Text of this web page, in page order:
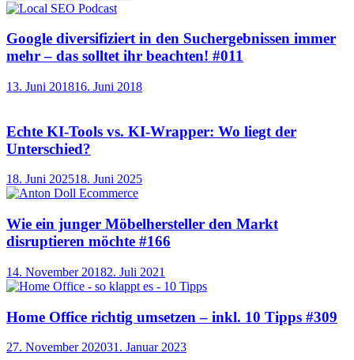
Google diversifiziert in den Suchergebnissen immer
mehr – das solltet ihr beachten! #011
13. Juni 201816. Juni 2018
Echte KI-Tools vs. KI-Wrapper: Wo liegt der
Unterschied?
18. Juni 202518. Juni 2025
Wie ein junger Möbelhersteller den Markt
disruptieren möchte #166
14. November 20182. Juli 2021
Home Office richtig umsetzen – inkl. 10 Tipps #309
27. November 202031. Januar 2023